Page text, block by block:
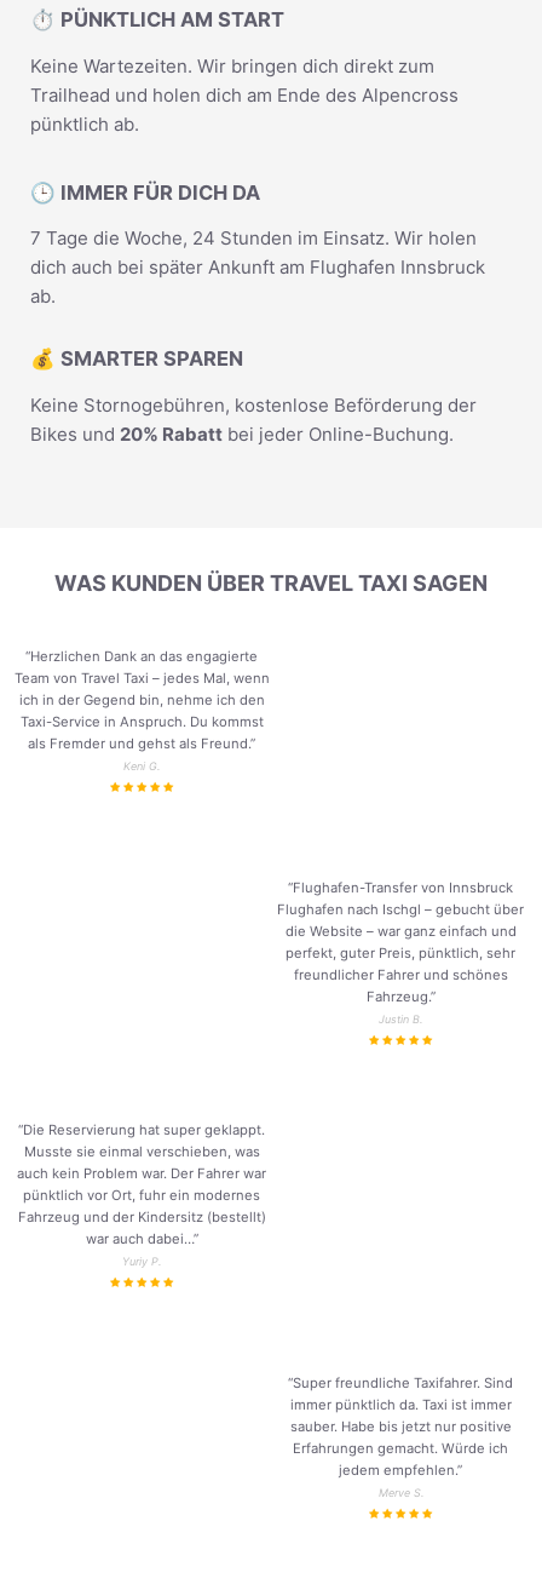
⏱️ PÜNKTLICH AM START
Keine Wartezeiten. Wir bringen dich direkt zum
Trailhead und holen dich am Ende des Alpencross
pünktlich ab.
🕒 IMMER FÜR DICH DA
7 Tage die Woche, 24 Stunden im Einsatz. Wir holen
dich auch bei später Ankunft am Flughafen Innsbruck
ab.
💰 SMARTER SPAREN
Keine Stornogebühren, kostenlose Beförderung der
Bikes und 20% Rabatt bei jeder Online-Buchung.
WAS KUNDEN ÜBER TRAVEL TAXI SAGEN
“Herzlichen Dank an das engagierte
Team von Travel Taxi – jedes Mal, wenn
ich in der Gegend bin, nehme ich den
Taxi-Service in Anspruch. Du kommst
als Fremder und gehst als Freund.”
Keni G.
“Flughafen-Transfer von Innsbruck
Flughafen nach Ischgl – gebucht über
die Website – war ganz einfach und
perfekt, guter Preis, pünktlich, sehr
freundlicher Fahrer und schönes
Fahrzeug.”
Justin B.
“Die Reservierung hat super geklappt.
Musste sie einmal verschieben, was
auch kein Problem war. Der Fahrer war
pünktlich vor Ort, fuhr ein modernes
Fahrzeug und der Kindersitz (bestellt)
war auch dabei…”
Yuriy P.
“Super freundliche Taxifahrer. Sind
immer pünktlich da. Taxi ist immer
sauber. Habe bis jetzt nur positive
Erfahrungen gemacht. Würde ich
jedem empfehlen.”
Merve S.